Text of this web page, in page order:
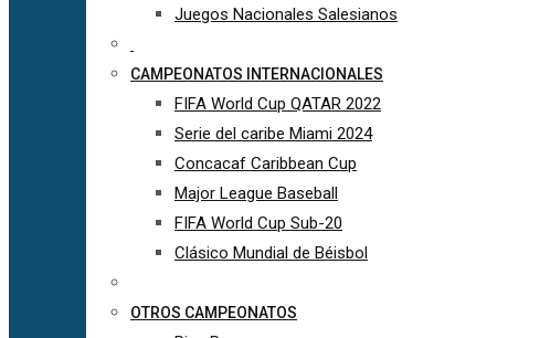
Juegos Nacionales Salesianos
CAMPEONATOS INTERNACIONALES
FIFA World Cup QATAR 2022
Serie del caribe Miami 2024
Concacaf Caribbean Cup
Major League Baseball
FIFA World Cup Sub-20
Clásico Mundial de Béisbol
OTROS CAMPEONATOS